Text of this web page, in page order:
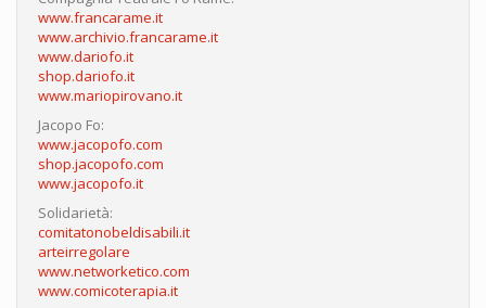
www.francarame.it
www.archivio.francarame.it
www.dariofo.it
shop.dariofo.it
www.mariopirovano.it
Jacopo Fo:
www.jacopofo.com
shop.jacopofo.com
www.jacopofo.it
Solidarietà:
comitatonobeldisabili.it
arteirregolare
www.networketico.com
www.comicoterapia.it